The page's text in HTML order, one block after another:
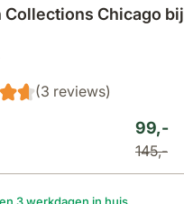
Collections Chicago
(3 reviews)
99,-
145,-